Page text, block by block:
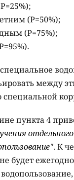
(Р=50%);
(Р=75%);
между
специальной
пункта 4
. К
будет